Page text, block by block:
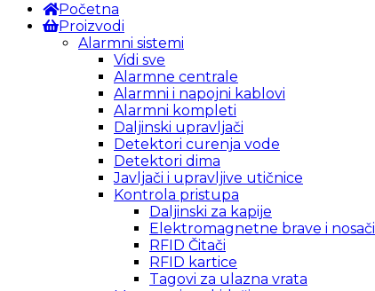
Početna
Proizvodi
Alarmni sistemi
Vidi sve
Alarmne centrale
Alarmni i napojni kablovi
Alarmni kompleti
Daljinski upravljači
Detektori curenja vode
Detektori dima
Javljači i upravljive utičnice
Kontrola pristupa
Daljinski za kapije
Elektromagnetne brave i nosači
RFID Čitači
RFID kartice
Tagovi za ulazna vrata